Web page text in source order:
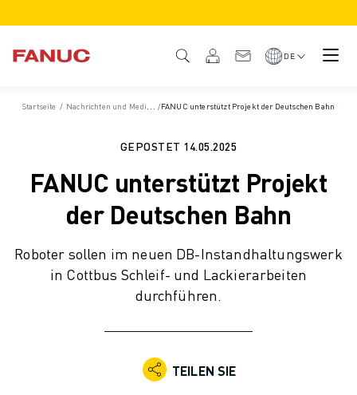
PRODUKTÜBERSICHT
CNC-FUNKTIONEN/OPTIONEN
SIMULATION - DIGITALER ZWILLING
CNC-PRODUKTE FÜR DEN BILDUNGSBEREICH
RETROFIT LÖSUNGEN
DE
Startseite / Nachrichten und Medien /News und Pressemitteilungen/
/FANUC unterstützt Projekt der Deutschen Bahn
GEPOSTET 14.05.2025
FANUC unterstützt Projekt
der Deutschen Bahn
Roboter sollen im neuen DB-Instandhaltungswerk
in Cottbus Schleif- und Lackierarbeiten
durchführen.
TEILEN SIE